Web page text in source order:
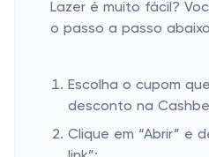
Lazer é muito fácil?
o passo a passo
Escolha o cupom
desconto na
Clique em “Abrir” e